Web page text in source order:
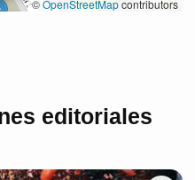
editoriales